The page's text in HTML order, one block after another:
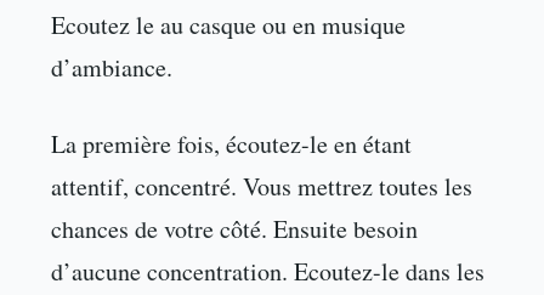
Ecoutez le au casque ou en musique
d’ambiance.
La première fois, écoutez-le en étant
attentif, concentré. Vous mettrez toutes les
chances de votre côté. Ensuite besoin
d’aucune concentration. Ecoutez-le dans les